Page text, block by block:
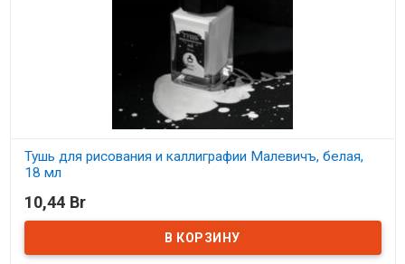
Тушь для рисования и каллиграфии Малевичъ, белая,
18 мл
В наличии
10,44 Br